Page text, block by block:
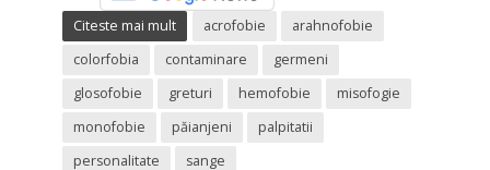
Citeste mai mult acrofobie
arahnofobie
colorfobia
contaminare
germeni
glosofobie
greturi hemofobie
misofogie
monofobie
păianjeni
palpitatii
personalitate
sange